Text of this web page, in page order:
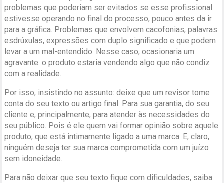
problemas que poderiam ser evitados se esse profissional
estivesse operando no final do processo, pouco antes da ir
para a gráfica. Problemas que envolvem cacofonias, palavras
esdrúxulas, expressões com duplo significado e que podem
levar a um mal-entendido. Nesse caso, ocasionaria um
agravante: o produto estaria vendendo algo que não condiz
com a realidade.
Por isso, insistindo no assunto: deixe que um revisor tome
conta do seu texto ou artigo final. Para sua garantia, do seu
cliente e, principalmente, para atender às necessidades do
seu público. Pois é ele quem vai formar opinião sobre aquele
produto, que está intimamente ligado a uma marca. E, claro,
ninguém deseja ter sua marca comprometida com um juízo
sem idoneidade.
Para não deixar que seu texto fique com dificuldades, saiba